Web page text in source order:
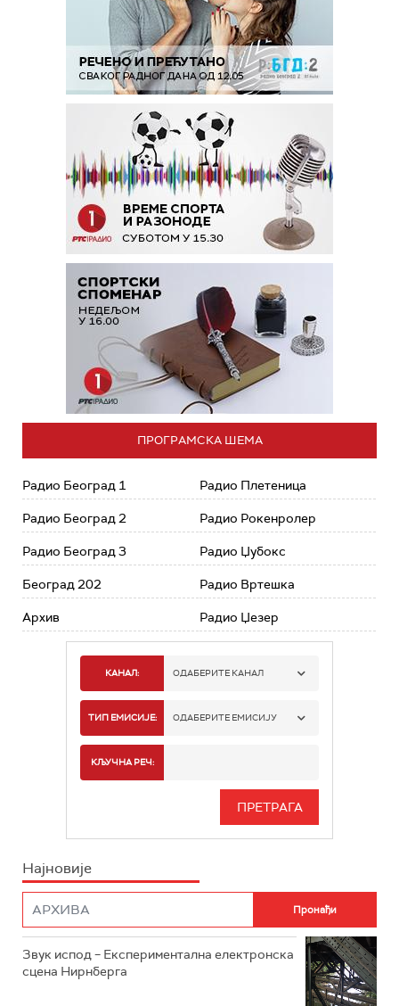
ПРОГРАМСКА ШЕМА
Радио Београд 1
Радио Београд 2
Радио Београд 3
Београд 202
Архив
Радио Плетеница
Радио Рокенролер
Радио Џубокс
Радио Вртешка
Радио Џезер
КАНАЛ: ОДАБЕРИТЕ КАНАЛ
РАДИО БЕОГРАД 1
РАДИО БЕОГРАД 3
РАДИО РОКЕНРОЛЕР
ТИП ЕМИСИЈЕ: ОДАБЕРИТЕ ЕМИСИЈУ
ИНФО
КЉУЧНА РЕЧ:
Најновије
Звук испод – Експериментална електронска
сцена Нирнберга